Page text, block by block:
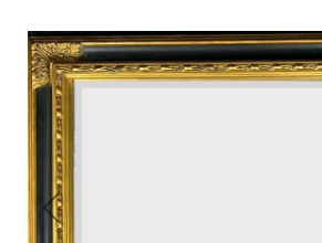
Previous